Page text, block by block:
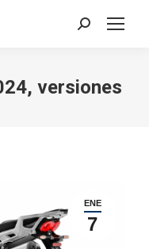
Search:
versiones
ENE
7